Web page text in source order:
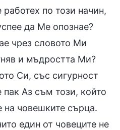
по този начин,
да Ме опознае?
чрез словото Ми
и мъдростта Ми?
Си, със сигурност
Аз съм този, който
на човешките сърца.
един от човеците не